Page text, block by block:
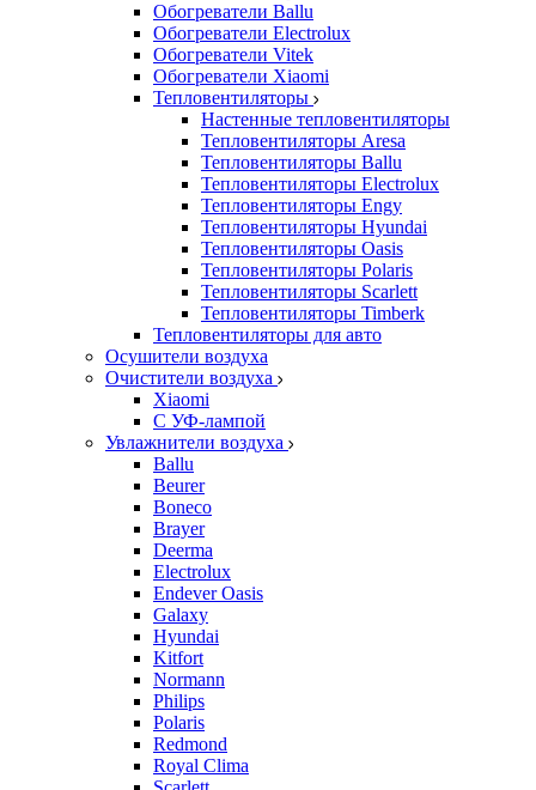
Обогреватели Ballu
Обогреватели Electrolux
Обогреватели Vitek
Обогреватели Xiaomi
Тепловентиляторы
Настенные тепловентиляторы
Тепловентиляторы Aresa
Тепловентиляторы Ballu
Тепловентиляторы Electrolux
Тепловентиляторы Engy
Тепловентиляторы Hyundai
Тепловентиляторы Oasis
Тепловентиляторы Polaris
Тепловентиляторы Scarlett
Тепловентиляторы Timberk
Тепловентиляторы для авто
Осушители воздуха
Очистители воздуха
Xiaomi
С УФ-лампой
Увлажнители воздуха
Ballu
Beurer
Boneco
Brayer
Deerma
Electrolux
Endever Oasis
Galaxy
Hyundai
Kitfort
Normann
Philips
Polaris
Redmond
Royal Clima